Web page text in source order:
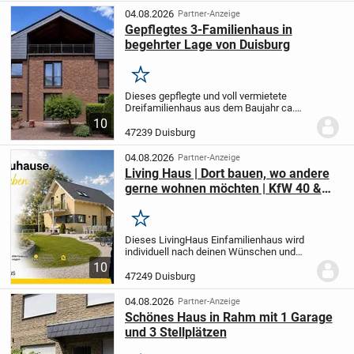
durch...
10
04.08.2026 Partner-Anzeige
Gepflegtes 3-Familienhaus in
begehrter Lage von Duisburg
Merken
Dieses gepflegte und voll vermietete
Dreifamilienhaus aus dem Baujahr ca.
begehrtesten Wohnlagen von Duisburg-
Rumeln-Kaldenhausen und bietet
Kapitalanlegern eine...
47239 Duisburg
10
04.08.2026 Partner-Anzeige
Living Haus | Dort bauen, wo andere
gerne wohnen möchten | KfW 40 &
Merken
Dieses LivingHaus Einfamilienhaus wird
individuell nach deinen Wünschen und
einer Wohnfläche von 125 m² auf einem
großzügigen 640 m² Grundstück bietet
dir...
47249 Duisburg
04.08.2026 Partner-Anzeige
Schönes Haus in Rahm mit 1 Garage
und 3 Stellplätzen